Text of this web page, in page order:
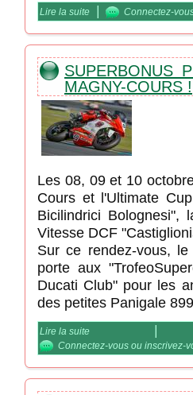
Lire la suite de Vitesse DCF / "la
Connectez-
SUPERBONUS
MAGNY-COURS !
Les 08, 09 et 10
Cours et l'Ultimate
Bicilindrici Bolognesi",
Vitesse DCF
Sur ce rendez-vous,
porte aux
Ducati Club" pour les
des petites Panigale
Lire la suite
Connectez-vous ou inscrivez-